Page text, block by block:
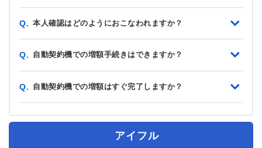
Q. 本人確認はどのようにおこなわれますか？
Q. 自動契約機での増額手続きはできますか？
Q. 自動契約機での増額はすぐ完了しますか？
アイフル